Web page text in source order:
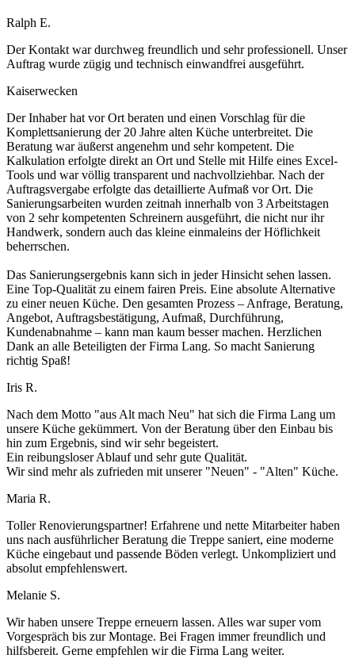
Ralph E.
Der Kontakt war durchweg freundlich und sehr professionell. Unser
Auftrag wurde zügig und technisch einwandfrei ausgeführt.
Kaiserwecken
Der Inhaber hat vor Ort beraten und einen Vorschlag für die
Komplettsanierung der 20 Jahre alten Küche unterbreitet. Die
Beratung war äußerst angenehm und sehr kompetent. Die
Kalkulation erfolgte direkt an Ort und Stelle mit Hilfe eines Excel-
Tools und war völlig transparent und nachvollziehbar. Nach der
Auftragsvergabe erfolgte das detaillierte Aufmaß vor Ort. Die
Sanierungsarbeiten wurden zeitnah innerhalb von 3 Arbeitstagen
von 2 sehr kompetenten Schreinern ausgeführt, die nicht nur ihr
Handwerk, sondern auch das kleine einmaleins der Höflichkeit
beherrschen.
Das Sanierungsergebnis kann sich in jeder Hinsicht sehen lassen.
Eine Top-Qualität zu einem fairen Preis. Eine absolute Alternative
zu einer neuen Küche. Den gesamten Prozess – Anfrage, Beratung,
Angebot, Auftragsbestätigung, Aufmaß, Durchführung,
Kundenabnahme – kann man kaum besser machen. Herzlichen
Dank an alle Beteiligten der Firma Lang. So macht Sanierung
richtig Spaß!
Iris R.
Nach dem Motto "aus Alt mach Neu" hat sich die Firma Lang um
unsere Küche gekümmert. Von der Beratung über den Einbau bis
hin zum Ergebnis, sind wir sehr begeistert.
Ein reibungsloser Ablauf und sehr gute Qualität.
Wir sind mehr als zufrieden mit unserer "Neuen" - "Alten" Küche.
Maria R.
Toller Renovierungspartner! Erfahrene und nette Mitarbeiter haben
uns nach ausführlicher Beratung die Treppe saniert, eine moderne
Küche eingebaut und passende Böden verlegt. Unkompliziert und
absolut empfehlenswert.
Melanie S.
Wir haben unsere Treppe erneuern lassen. Alles war super vom
Vorgespräch bis zur Montage. Bei Fragen immer freundlich und
hilfsbereit. Gerne empfehlen wir die Firma Lang weiter.